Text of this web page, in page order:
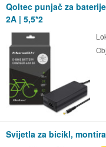
Qoltec punjač za
2A | 5,5*2
Svijetla za bicikl,